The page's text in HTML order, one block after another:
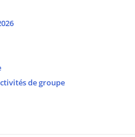
de groupe